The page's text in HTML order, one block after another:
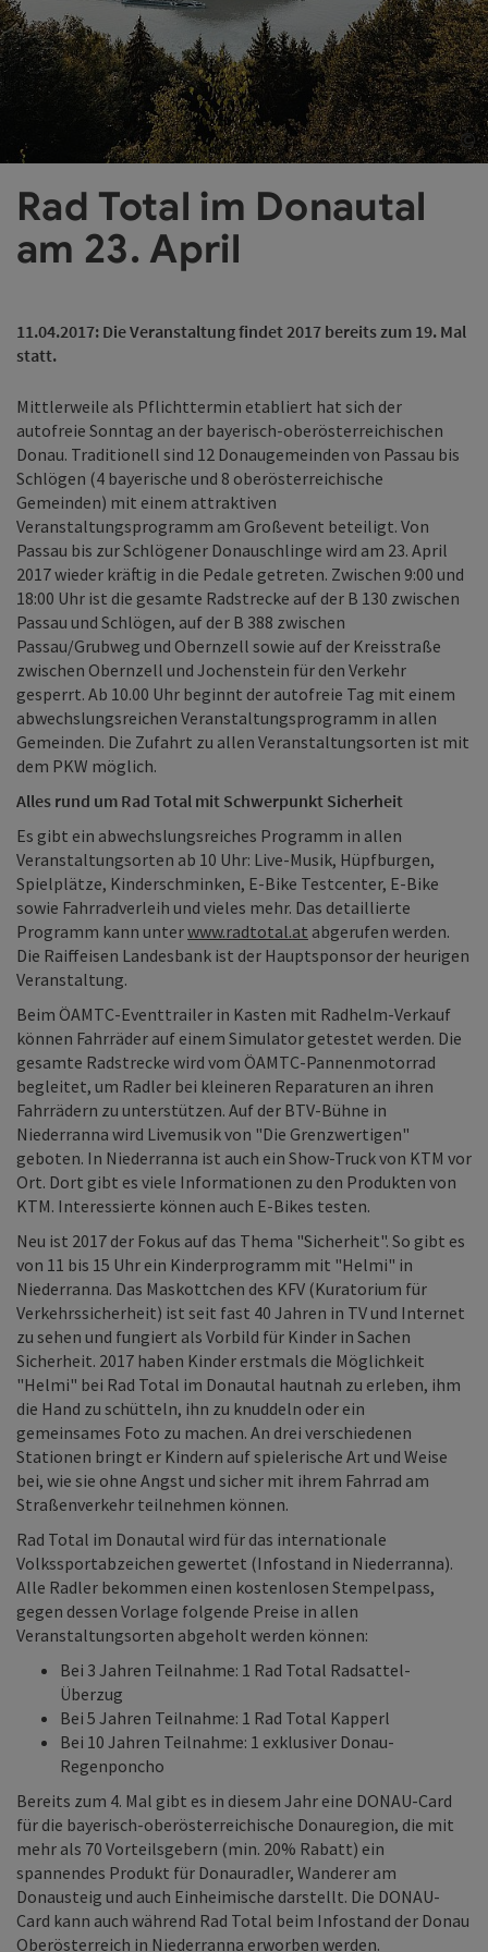
©
Rad Total im Donautal
am 23. April
11.04.2017: Die Veranstaltung findet 2017 bereits zum 19. Mal
statt.
Mittlerweile als Pflichttermin etabliert hat sich der
autofreie Sonntag an der bayerisch-oberösterreichischen
Donau. Traditionell sind 12 Donaugemeinden von Passau bis
Schlögen (4 bayerische und 8 oberösterreichische
Gemeinden) mit einem attraktiven
Veranstaltungsprogramm am Großevent beteiligt. Von
Passau bis zur Schlögener Donauschlinge wird am 23. April
2017 wieder kräftig in die Pedale getreten. Zwischen 9:00 und
18:00 Uhr ist die gesamte Radstrecke auf der B 130 zwischen
Passau und Schlögen, auf der B 388 zwischen
Passau/Grubweg und Obernzell sowie auf der Kreisstraße
zwischen Obernzell und Jochenstein für den Verkehr
gesperrt. Ab 10.00 Uhr beginnt der autofreie Tag mit einem
abwechslungsreichen Veranstaltungsprogramm in allen
Gemeinden. Die Zufahrt zu allen Veranstaltungsorten ist mit
dem PKW möglich.
Alles rund um Rad Total mit Schwerpunkt Sicherheit
Es gibt ein abwechslungsreiches Programm in allen
Veranstaltungsorten ab 10 Uhr: Live-Musik, Hüpfburgen,
Spielplätze, Kinderschminken, E-Bike Testcenter, E-Bike
sowie Fahrradverleih und vieles mehr. Das detaillierte
Programm kann unterwww.radtotal.at abgerufen werden.
Die Raiffeisen Landesbank ist der Hauptsponsor der heurigen
Veranstaltung.
Beim ÖAMTC-Eventtrailer in Kasten mit Radhelm-Verkauf
können Fahrräder auf einem Simulator getestet werden. Die
gesamte Radstrecke wird vom ÖAMTC-Pannenmotorrad
begleitet, um Radler bei kleineren Reparaturen an ihren
Fahrrädern zu unterstützen. Auf der BTV-Bühne in
Niederranna wird Livemusik von "Die Grenzwertigen"
geboten. In Niederranna ist auch ein Show-Truck von KTM vor
Ort. Dort gibt es viele Informationen zu den Produkten von
KTM. Interessierte können auch E-Bikes testen.
Neu ist 2017 der Fokus auf das Thema "Sicherheit". So gibt es
von 11 bis 15 Uhr ein Kinderprogramm mit "Helmi" in
Niederranna. Das Maskottchen des KFV (Kuratorium für
Verkehrssicherheit) ist seit fast 40 Jahren in TV und Internet
zu sehen und fungiert als Vorbild für Kinder in Sachen
Sicherheit. 2017 haben Kinder erstmals die Möglichkeit
"Helmi" bei Rad Total im Donautal hautnah zu erleben, ihm
die Hand zu schütteln, ihn zu knuddeln oder ein
gemeinsames Foto zu machen. An drei verschiedenen
Stationen bringt er Kindern auf spielerische Art und Weise
bei, wie sie ohne Angst und sicher mit ihrem Fahrrad am
Straßenverkehr teilnehmen können.
Rad Total im Donautal wird für das internationale
Volkssportabzeichen gewertet (Infostand in Niederranna).
Alle Radler bekommen einen kostenlosen Stempelpass,
gegen dessen Vorlage folgende Preise in allen
Veranstaltungsorten abgeholt werden können:
Bei 3 Jahren Teilnahme: 1 Rad Total Radsattel-
Überzug
Bei 5 Jahren Teilnahme: 1 Rad Total Kapperl
Bei 10 Jahren Teilnahme: 1 exklusiver Donau-
Regenponcho
Bereits zum 4. Mal gibt es in diesem Jahr eine DONAU-Card
für die bayerisch-oberösterreichische Donauregion, die mit
mehr als 70 Vorteilsgebern (min. 20% Rabatt) ein
spannendes Produkt für Donauradler, Wanderer am
Donausteig und auch Einheimische darstellt. Die DONAU-
Card kann auch während Rad Total beim Infostand der Donau
Oberösterreich in Niederranna erworben werden.